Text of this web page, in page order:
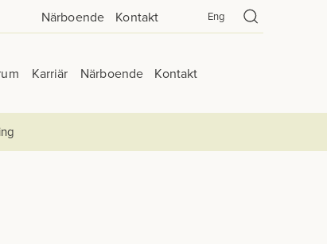
Närboende Kontakt Eng
Karriär Närboende Kontakt